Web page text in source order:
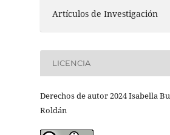
Artículos de Investigación
LICENCIA
Derechos de autor 2024 Isabella
Roldán